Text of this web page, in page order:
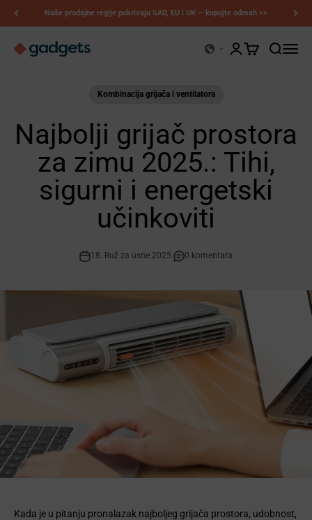
Preskoči na sadržaj
Naše prodajne regije pokrivaju SAD, EU i UK — kupujte odmah >>
OtvoriOtvori
Kerry Gadgeti Otvori stranicu
Otvori košaricu
Kombinacija grijača i ventilatora
Najbolji grijač prostora
za zimu 2025.: Tihi,
sigurni i energetski
učinkoviti
18. Ruž za usne 2025. 0 komentara
Kada je u pitanju pronalazak najboljeg grijača prostora, udobnost,